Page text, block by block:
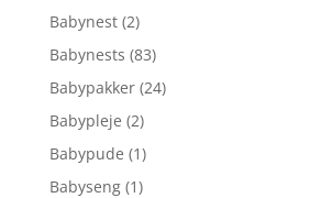
Babynest (2)
Babynests (83)
Babypakker (24)
Babypleje (2)
Babypude (1)
Babyseng (1)